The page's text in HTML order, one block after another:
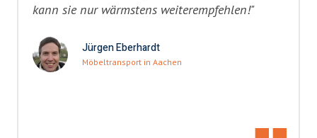
kann sie nur wärmstens weiterempfehlen!"
Jürgen Eberhardt
Möbeltransport in Aachen